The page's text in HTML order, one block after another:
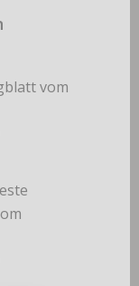
vom